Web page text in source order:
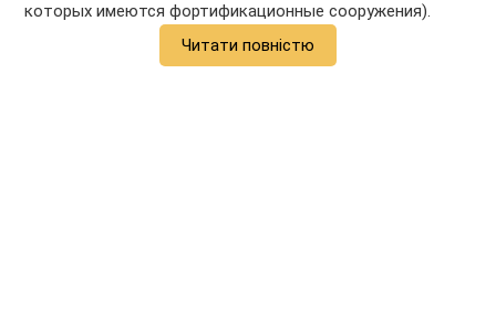
которых имеются фортификационные сооружения).
Читати повністю